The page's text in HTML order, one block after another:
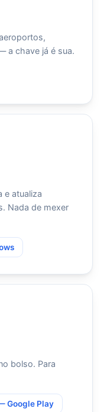
a chave já é sua.
e atualiza
Nada de mexer
bolso. Para
Google Play